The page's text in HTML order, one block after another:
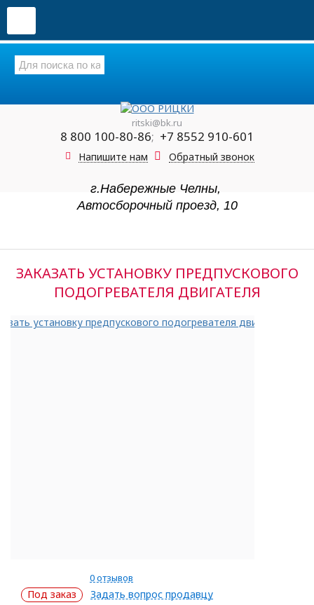
ritski@bk.ru
8 800 100-80-86; +7 8552 910-601
Напишите нам Обратный звонок
г.Набережные Челны,
Автосборочный проезд, 10
ЗАКАЗАТЬ УСТАНОВКУ ПРЕДПУСКОВОГО
ПОДОГРЕВАТЕЛЯ ДВИГАТЕЛЯ
0 отзывов
Под заказ Задать вопрос продавцу